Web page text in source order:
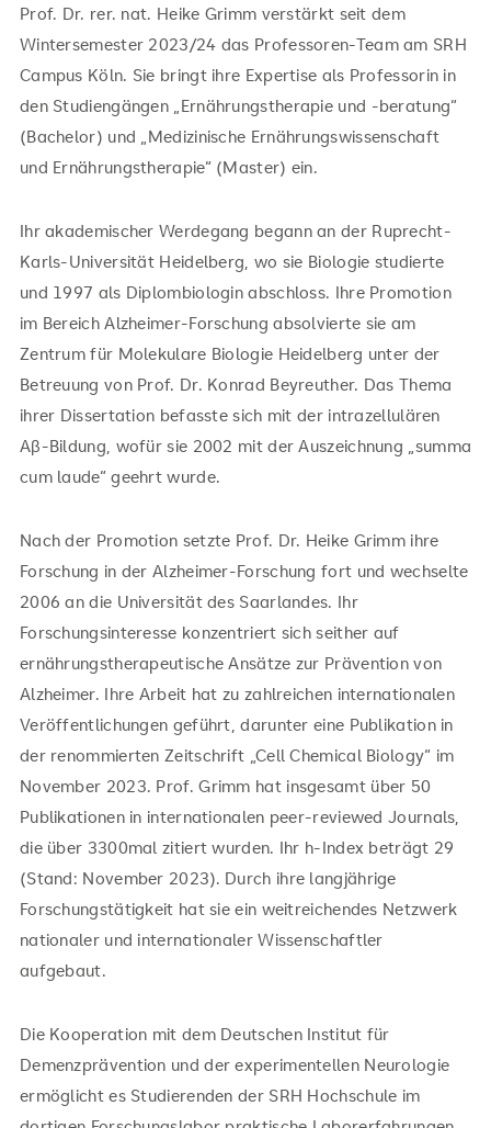
Prof. Dr. rer. nat. Heike Grimm verstärkt seit dem
Wintersemester 2023/24 das Professoren-Team am SRH
Campus Köln. Sie bringt ihre Expertise als Professorin in
den Studiengängen „Ernährungstherapie und -beratung“
(Bachelor) und „Medizinische Ernährungswissenschaft
und Ernährungstherapie“ (Master) ein.
Ihr akademischer Werdegang begann an der Ruprecht-
Karls-Universität Heidelberg, wo sie Biologie studierte
und 1997 als Diplombiologin abschloss. Ihre Promotion
im Bereich Alzheimer-Forschung absolvierte sie am
Zentrum für Molekulare Biologie Heidelberg unter der
Betreuung von Prof. Dr. Konrad Beyreuther. Das Thema
ihrer Dissertation befasste sich mit der intrazellulären
Aβ-Bildung, wofür sie 2002 mit der Auszeichnung „summa
cum laude“ geehrt wurde.
Nach der Promotion setzte Prof. Dr. Heike Grimm ihre
Forschung in der Alzheimer-Forschung fort und wechselte
2006 an die Universität des Saarlandes. Ihr
Forschungsinteresse konzentriert sich seither auf
ernährungstherapeutische Ansätze zur Prävention von
Alzheimer. Ihre Arbeit hat zu zahlreichen internationalen
Veröffentlichungen geführt, darunter eine Publikation in
der renommierten Zeitschrift „Cell Chemical Biology“ im
November 2023. Prof. Grimm hat insgesamt über 50
Publikationen in internationalen peer-reviewed Journals,
die über 3300mal zitiert wurden. Ihr h-Index beträgt 29
(Stand: November 2023). Durch ihre langjährige
Forschungstätigkeit hat sie ein weitreichendes Netzwerk
nationaler und internationaler Wissenschaftler
aufgebaut.
Die Kooperation mit dem Deutschen Institut für
Demenzprävention und der experimentellen Neurologie
ermöglicht es Studierenden der SRH Hochschule im